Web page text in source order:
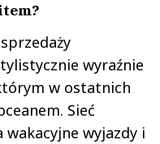
wyraźnie
w ostatnich
Sieć
wyjazdy i